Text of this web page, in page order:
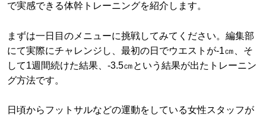
で実感できる体幹トレーニングを紹介します。
まずは一日目のメニューに挑戦してみてください。編集部
にて実際にチャレンジし、最初の日でウエストが‐1㎝、そ
して1週間続けた結果、-3.5㎝という結果が出たトレーニン
グ方法です。
日頃からフットサルなどの運動をしている女性スタッフが